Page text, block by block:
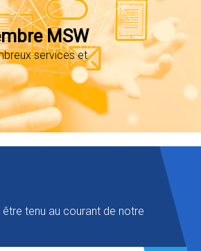
MSW
services et
tenu au courant de notre